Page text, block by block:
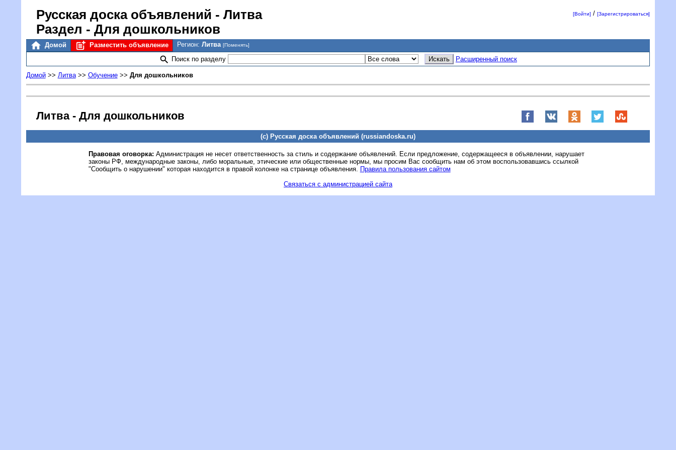
Русская доска объявлений - Литва
Раздел - Для дошкольников
[Войти] /[Зарегистрироваться]
Домой Разместить объявление Регион: Литва [Поменять]
Поиск по разделу Расширенный поиск
Домой>> Литва>> Обучение>> Для дошкольников
Литва - Для дошкольников
(c) Русская доска объявлений (russiandoska.ru)
Правовая оговорка: Администрация не несет ответственность за стиль и содержание объявлений. Если предложение, содержащееся в объявлении, нарушает
законы РФ, международные законы, либо моральные, этические или общественные нормы, мы просим Вас сообщить нам об этом воспользовавшись ссылкой
"Сообщить о нарушении" которая находится в правой колонке на странице объявления. Правила пользования сайтом
Связаться с администрацией сайта